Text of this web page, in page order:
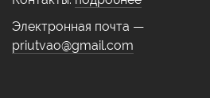
Электронная почта —
priutvao@gmail.com